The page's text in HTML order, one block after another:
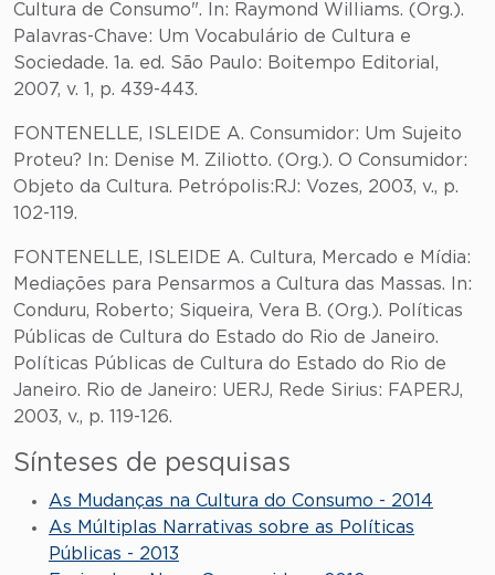
Cultura de Consumo". In: Raymond Williams. (Org.).
Palavras-Chave: Um Vocabulário de Cultura e
Sociedade. 1a. ed. São Paulo: Boitempo Editorial,
2007, v. 1, p. 439-443.
FONTENELLE, ISLEIDE A. Consumidor: Um Sujeito
Proteu? In: Denise M. Ziliotto. (Org.). O Consumidor:
Objeto da Cultura. Petrópolis:RJ: Vozes, 2003, v., p.
102-119.
FONTENELLE, ISLEIDE A. Cultura, Mercado e Mídia:
Mediações para Pensarmos a Cultura das Massas. In:
Conduru, Roberto; Siqueira, Vera B. (Org.). Políticas
Públicas de Cultura do Estado do Rio de Janeiro.
Políticas Públicas de Cultura do Estado do Rio de
Janeiro. Rio de Janeiro: UERJ, Rede Sirius: FAPERJ,
2003, v., p. 119-126.
Sínteses de pesquisas
As Mudanças na Cultura do Consumo - 2014
As Múltiplas Narrativas sobre as Políticas
Públicas - 2013